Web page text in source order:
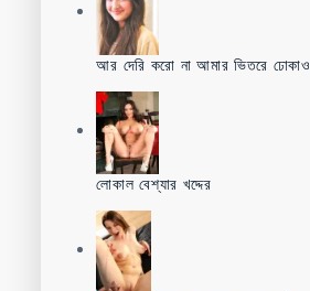
আর দেরি করো না আমার ভিতরে ঢোকাও
লোকাল বেশ্যার খদ্দের